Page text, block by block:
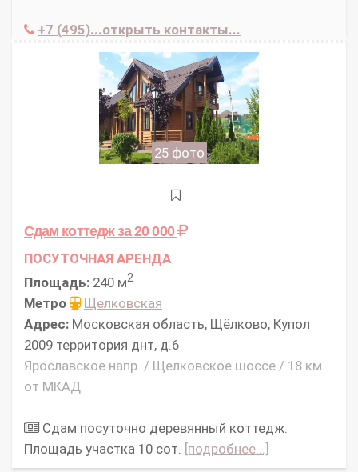
+7 (495)...открыть контакты...
25 фото
Сдам коттеджза 20 000
ПОСУТОЧНАЯ АРЕНДА
Площадь: 240 м2
Метро
Щелковская
Адрес: Московская область, Щёлково, Купол
2009 территория днт, д.6
Ярославское напр. / Щелковское шоссе / 18 км.
от МКАД
Сдам посуточно деревянный коттедж.
Площадь участка 10 сот. [подробнее...]